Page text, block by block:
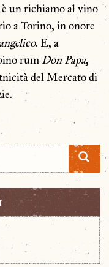
è un richiamo al vino
a Torino, in onore
. E, a
rum Don Papa,
del Mercato di